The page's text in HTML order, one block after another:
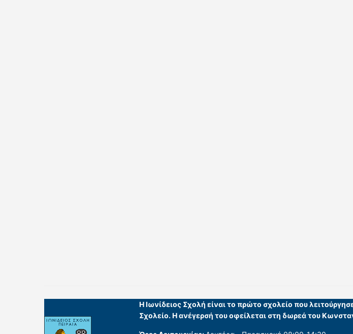
Η Ιωνίδειος Σχολή είναι το πρώτο σχολείο που
Σχολείο. Η ανέγερσή του οφείλεται στη δωρεά του